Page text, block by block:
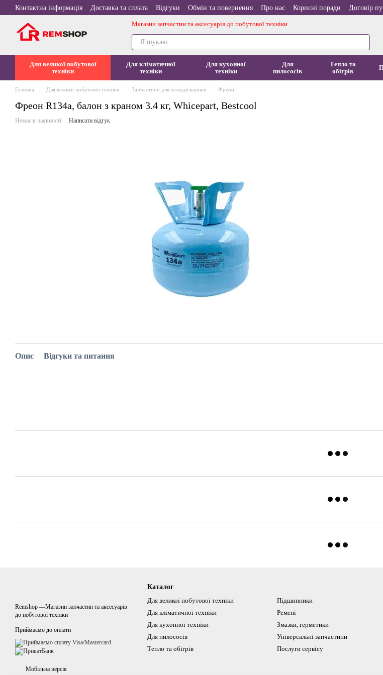
Перейти до основного контенту
Контактна інформація Доставка та сплата Відгуки Обмін та повернення Про нас Корисні поради Договір
Магазин запчастин та аксесуарів до побутової техніки
Для великої побутової
техніки
Для кліматичної
техніки
Для кухонної
техніки
Для
пилососів
Тепло та
обігрів
Головна Для великої побутової техніки Запчастини для холодильників Фреон
Фреон R134a, балон з краном 3.4 кг, Whicepart, Bestcool
Немає в наявності Написати відгук
Опис Відгуки та питання
Remshop —Магазин запчастин та аксесуарів
до побутової техніки
Приймаємо до оплати
Мобільна версія
Каталог
Для великої побутової техніки
Для кліматичної техніки
Для кухонної техніки
Для пилососів
Тепло та обігрів
Підшипники
Ремені
Змазки, герметики
Універсальні запчастини
Послуги сервісу